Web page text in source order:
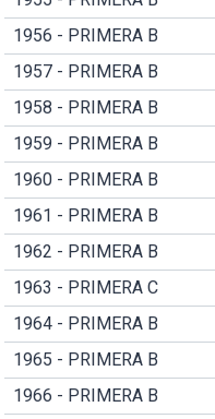
1956 - PRIMERA B
1957 - PRIMERA B
1958 - PRIMERA B
1959 - PRIMERA B
1960 - PRIMERA B
1961 - PRIMERA B
1962 - PRIMERA B
1963 - PRIMERA C
1964 - PRIMERA B
1965 - PRIMERA B
1966 - PRIMERA B